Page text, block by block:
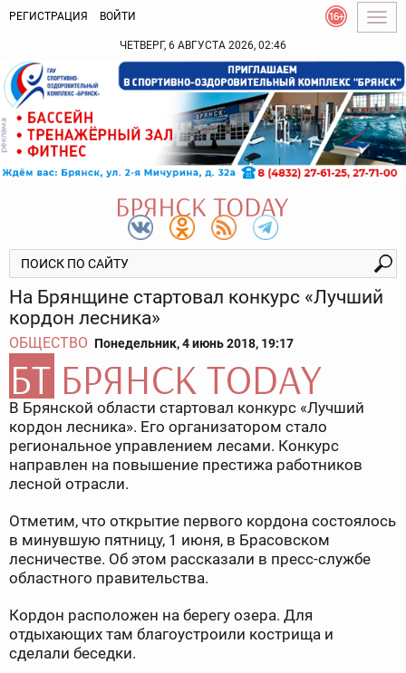
РЕГИСТРАЦИЯ ВОЙТИ
ЧЕТВЕРГ, 6 АВГУСТА 2026, 02:46
На Брянщине стартовал конкурс «Лучший
кордон лесника»
ОБЩЕСТВО Понедельник, 4 июнь 2018, 19:17
В Брянской области стартовал конкурс «Лучший
кордон лесника». Его организатором стало
региональное управлением лесами. Конкурс
направлен на повышение престижа работников
лесной отрасли.
Отметим, что открытие первого кордона состоялось
в минувшую пятницу, 1 июня, в Брасовском
лесничестве. Об этом рассказали в пресс-службе
областного правительства.
Кордон расположен на берегу озера. Для
отдыхающих там благоустроили кострища и
сделали беседки.